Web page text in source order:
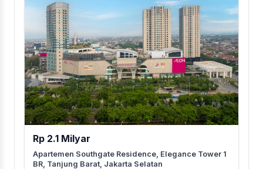
Rp 2.1 Milyar
Apartemen Southgate Residence, Elegance Tower 1
BR, Tanjung Barat, Jakarta Selatan